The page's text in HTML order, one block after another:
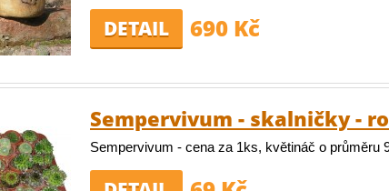
DETAIL 690 Kč
Sempervivum - skalničky -
Sempervivum - cena za 1ks, květináč o průměru